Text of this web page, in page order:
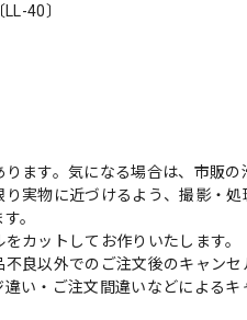
40〕
ます。気になる場合は、市販の
実物に近づけるよう、撮影・
。
カットしてお作りいたします。
良以外でのご注文後のキャン
違い・ご注文間違いなどによる